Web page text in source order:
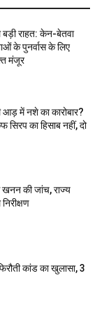
बड़ी राहत: केन-बेतवा
के पुनर्वास के लिए
मंजूर
में नशे का कारोबार?
का हिसाब नहीं, दो
खनन की जांच, राज्य
कांड का खुलासा, 3